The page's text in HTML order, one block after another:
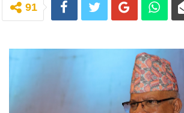
91